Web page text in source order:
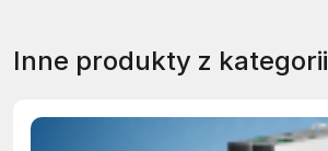
Inne produkty z kategorii